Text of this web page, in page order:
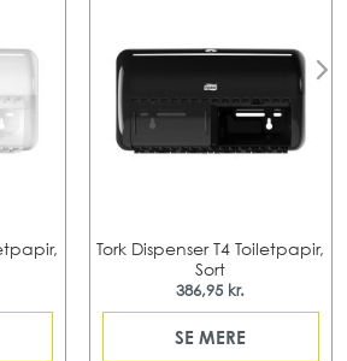
Tork Dispenser T4 Toiletpapir,
Sort
386,95 kr.
SE MERE